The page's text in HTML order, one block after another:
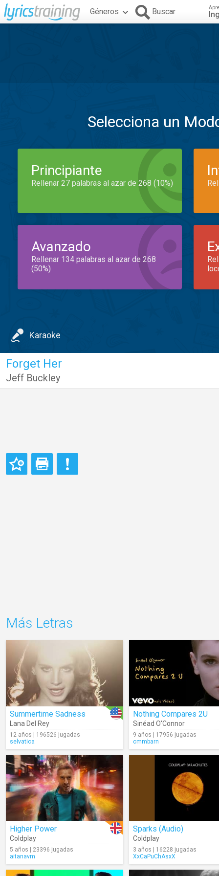
Géneros Buscar
Selecciona un
Principiante
Rellenar 27 palabras al azar de 268 (10%)
Avanzado
Rellenar 134 palabras al azar de 268
(50%)
Karaoke
Forget Her
Jeff Buckley
Más Letras
Summertime Sadness
Lana Del Rey
12 años | 196526 jugadas
selvatica
Nothing Compares 2U
Sinéad O'Connor
9 años | 17956 jugadas
cmmbarn
Higher Power
Coldplay
5 años | 23396 jugadas
aitanavm
Sparks (Audio)
Coldplay
3 años | 16228 jugadas
XxCaPuChAsxX